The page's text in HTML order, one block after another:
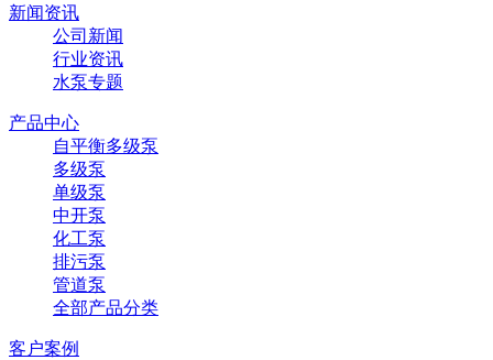
新闻资讯
公司新闻
行业资讯
水泵专题
产品中心
自平衡多级泵
多级泵
单级泵
中开泵
化工泵
排污泵
管道泵
全部产品分类
客户案例